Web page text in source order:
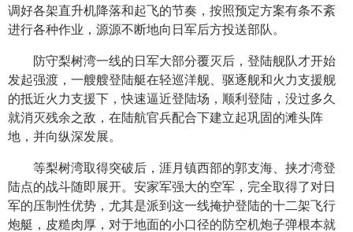
调好各架直升机降落和起飞的节奏，按照预定方案有条不紊
进行各种作业，源源不断地向日军后方投送部队。
防守梨树湾一线的日军大部分覆灭后，登陆舰队才开始
发起强渡，一艘艘登陆艇在轻巡洋舰、驱逐舰和火力支援舰
的抵近火力支援下，快速逼近登陆场，顺利登陆，没过多久
就消灭残余之敌，在陆航官兵配合下建立起巩固的滩头阵
地，并向纵深发展。
等梨树湾取得突破后，涯月镇西部的郭支海、挟才湾登
陆点的战斗随即展开。安家军强大的空军，完全取得了对日
军的压制性优势，尤其是派到这一线掩护登陆的十二架飞行
炮艇，皮糙肉厚，对于地面的小口径的防空机炮子弹根本就